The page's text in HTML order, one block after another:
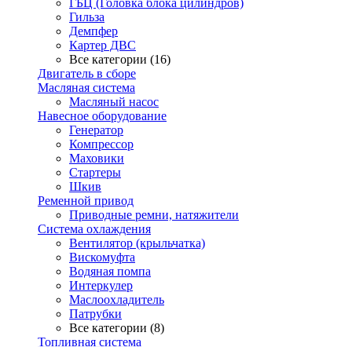
ГБЦ (Головка блока цилиндров)
Гильза
Демпфер
Картер ДВС
Все категории (16)
Двигатель в сборе
Масляная система
Масляный насос
Навесное оборудование
Генератор
Компрессор
Маховики
Стартеры
Шкив
Ременной привод
Приводные ремни, натяжители
Система охлаждения
Вентилятор (крыльчатка)
Вискомуфта
Водяная помпа
Интеркулер
Маслоохладитель
Патрубки
Все категории (8)
Топливная система